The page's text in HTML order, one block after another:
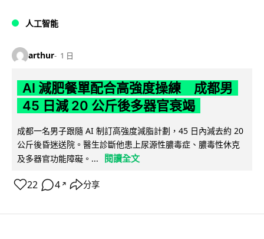
人工智能
arthur 1 日
AI 減肥餐單配合高強度操練 成都男
45 日減 20 公斤後多器官衰竭
成都一名男子跟隨 AI 制訂高強度減脂計劃，45 日內減去約 20
公斤後昏迷送院。醫生診斷他患上尿源性膿毒症、膿毒性休克
及多器官功能障礙。...
閱讀全文
22 4 ↗ 分享